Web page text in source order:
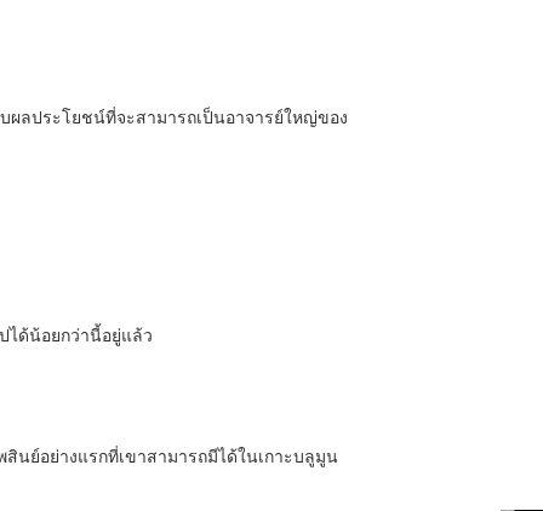
ผลประโยชน์ที่จะสามารถเป็นอาจารย์ใหญ่ของ
ได้น้อยกว่านี้อยู่แล้ว
นย์อย่างแรกที่เขาสามารถมีได้ในเกาะบลูมูน